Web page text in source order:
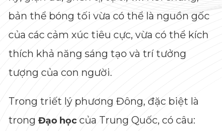
bản thể bóng tối vừa có thể là nguồn gốc
của các cảm xúc tiêu cực, vừa có thể kích
thích khả năng sáng tạo và trí tưởng
tượng của con người.
Trong triết lý phương Đông, đặc biệt là
trongĐạo học của Trung Quốc, có câu: